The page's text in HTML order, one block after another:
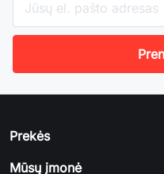
Prekės
Mūsų įmonė